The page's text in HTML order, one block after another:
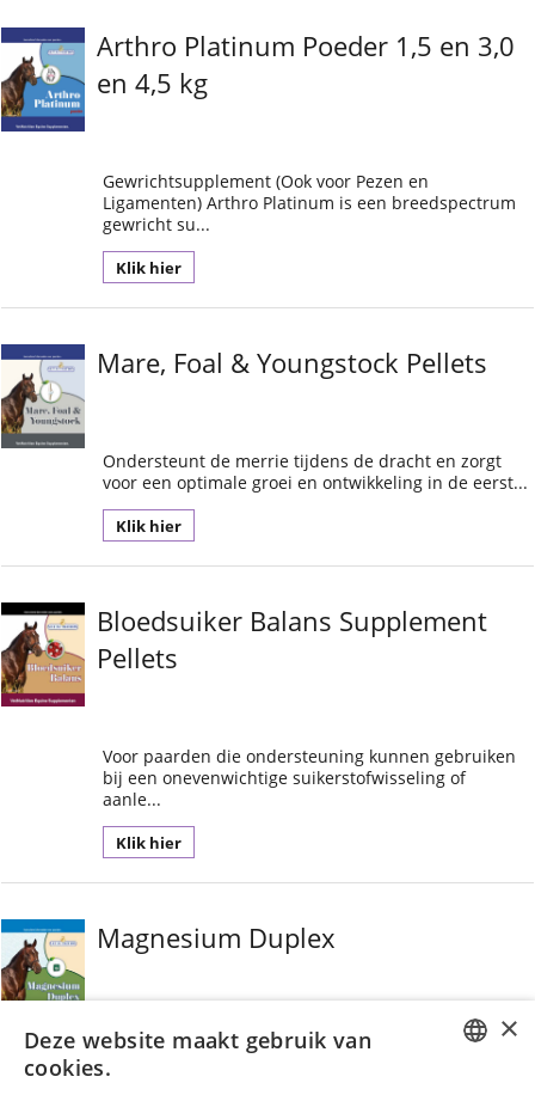
Arthro Platinum Poeder 1,5 en 3,0
en 4,5 kg
Gewrichtsupplement (Ook voor Pezen en
Ligamenten) Arthro Platinum is een breedspectrum
gewricht su...
Klik hier
Mare, Foal & Youngstock Pellets
Ondersteunt de merrie tijdens de dracht en zorgt
voor een optimale groei en ontwikkeling in de eerst...
Klik hier
Bloedsuiker Balans Supplement
Pellets
Voor paarden die ondersteuning kunnen gebruiken
bij een onevenwichtige suikerstofwisseling of
aanle...
Klik hier
Magnesium Duplex
Magnesium Duplex is een combinatie van twee
hoogwaardige organische Magnesium soorten met
een zeer h...
Deze website maakt gebruik van
cookies.